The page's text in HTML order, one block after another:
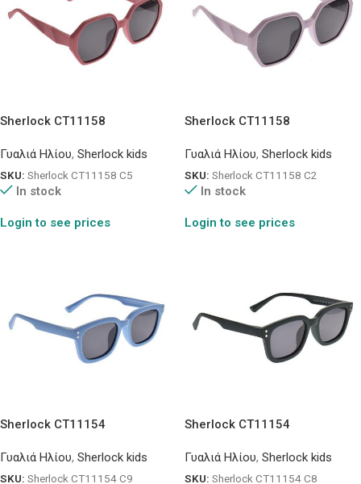
Sherlock CT11158
Γυαλιά Ηλίου, Sherlock kids
SKU: Sherlock CT11158 C5
In stock
Login to see prices
Sherlock CT11158
Γυαλιά Ηλίου, Sherlock kids
SKU: Sherlock CT11158 C2
In stock
Login to see prices
Sherlock CT11154
Γυαλιά Ηλίου, Sherlock kids
SKU: Sherlock CT11154 C9
Sherlock CT11154
Γυαλιά Ηλίου, Sherlock kids
SKU: Sherlock CT11154 C8